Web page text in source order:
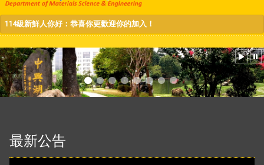
114級新鮮人你好：恭喜你更歡迎你的加入！
最新公告